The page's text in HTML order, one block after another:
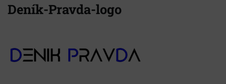
Deník-Pravda-logo